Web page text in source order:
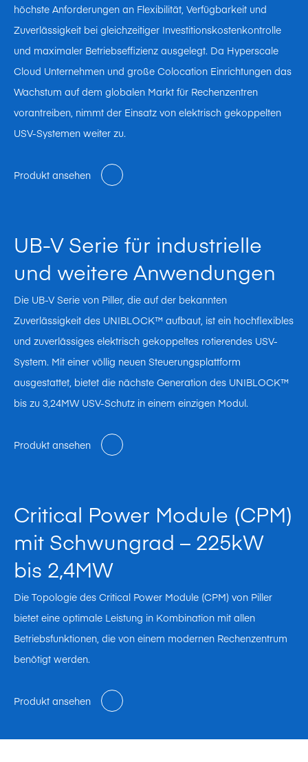
höchste Anforderungen an Flexibilität, Verfügbarkeit und
Zuverlässigkeit bei gleichzeitiger Investitionskostenkontrolle
und maximaler Betriebseffizienz ausgelegt. Da Hyperscale
Cloud Unternehmen und große Colocation Einrichtungen das
Wachstum auf dem globalen Markt für Rechenzentren
vorantreiben, nimmt der Einsatz von elektrisch gekoppelten
USV-Systemen weiter zu.
Produkt ansehen
UB-V Serie für industrielle
und weitere Anwendungen
Die UB-V Serie von Piller, die auf der bekannten
Zuverlässigkeit des UNIBLOCK™ aufbaut, ist ein hochflexibles
und zuverlässiges elektrisch gekoppeltes rotierendes USV-
System. Mit einer völlig neuen Steuerungsplattform
ausgestattet, bietet die nächste Generation des UNIBLOCK™
bis zu 3,24MW USV-Schutz in einem einzigen Modul.
Produkt ansehen
Critical Power Module (CPM)
mit Schwungrad – 225kW
bis 2,4MW
Die Topologie des Critical Power Module (CPM) von Piller
bietet eine optimale Leistung in Kombination mit allen
Betriebsfunktionen, die von einem modernen Rechenzentrum
benötigt werden.
Produkt ansehen